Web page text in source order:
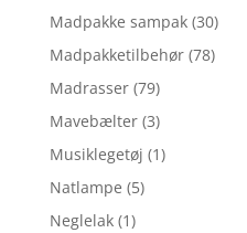
Madpakke sampak (30)
Madpakketilbehør (78)
Madrasser (79)
Mavebælter (3)
Musiklegetøj (1)
Natlampe (5)
Neglelak (1)